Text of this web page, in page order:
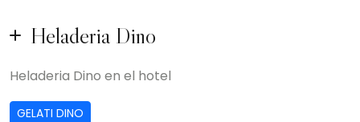
Heladeria Dino
Heladeria Dino en el hotel
GELATI DINO